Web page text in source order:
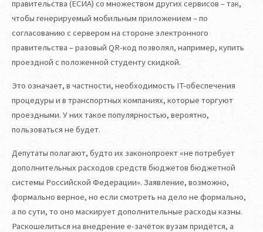
правительства (ЕСИА) со множеством других сервисов – так,
чтобы генерируемый мобильным приложением – по
согласованию с сервером на стороне электронного
правительства – разовый QR-код позволял, например, купить
проездной с положенной студенту скидкой.
Это означает, в частности, необходимость IT-обеспечения
процедуры и в транспортных компаниях, которые торгуют
проездными. У них такое популярностью, вероятно,
пользоваться не будет.
Депутаты полагают, будто их законопроект «не потребует
дополнительных расходов средств бюджетов бюджетной
системы Российской Федерации». Заявление, возможно,
формально верное, но если смотреть на дело не формально,
а по сути, то оно маскирует дополнительные расходы казны.
Раскошелиться на внедрение е-зачёток вузам придётся, а